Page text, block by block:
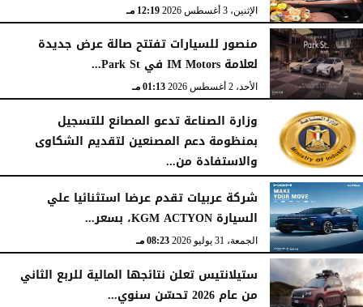
الإثنين، 3 أغسطس 2026 12:19 مـ
منصور للسيارات تفتتح صالة عرض جديدة
لعلامة IM Motors في Park St...
الأحد، 2 أغسطس 2026 01:13 مـ
وزارة الصناعة تدعو المصانع للتسجيل
بمنظومة دعم المصنعين لتقديم الشكاوى
والاستفادة من...
السبت، 1 أغسطس 2026
شركة عربيات تقدم عرضا استثنائيا علي
السيارة KGM ACTYON، بسعر...
الجمعة، 31 يوليو 2026 08:23 مـ
ستيلانتيس تعلن نتائجها المالية للربع الثاني
من عام 2026 تحسّن سنوي...